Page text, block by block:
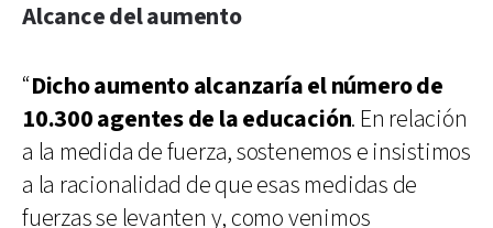
Alcance del aumento
“Dicho aumento alcanzaría el número de
10.300 agentes de la educación. En relación
a la medida de fuerza, sostenemos e insistimos
a la racionalidad de que esas medidas de
fuerzas se levanten y, como venimos